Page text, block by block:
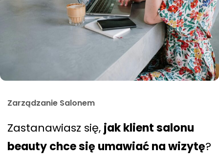
Zarządzanie Salonem
Zastanawiasz się, jak klient salonu
beauty chce się umawiać na wizytę?